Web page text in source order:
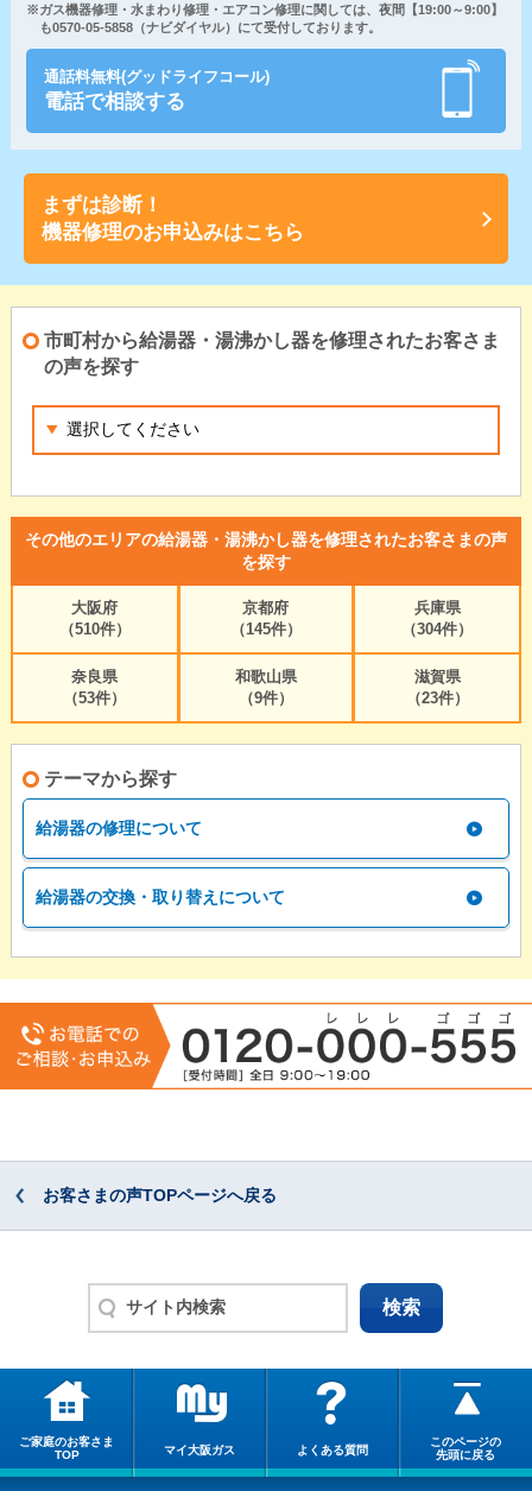
※ガス機器修理・水まわり修理・エアコン修理に関しては、夜間【19:00～9:00】
も0570-05-5858（ナビダイヤル）にて受付しております。
通話料無料(グッドライフコール)
電話で相談する
まずは診断！
機器修理のお申込みはこちら
市町村から給湯器・湯沸かし器を修理されたお客さま
の声を探す
その他のエリアの給湯器・湯沸かし器を修理されたお客さまの声
を探す
大阪府
（510件）
京都府
（145件）
兵庫県
（304件）
奈良県
（53件）
和歌山県
（9件）
滋賀県
（23件）
テーマから探す
給湯器の修理について
給湯器の交換・取り替えについて
お客さまの声TOPページへ戻る
ご家庭のお客さま
TOP
マイ大阪ガス よくある質問
このページの
先頭に戻る